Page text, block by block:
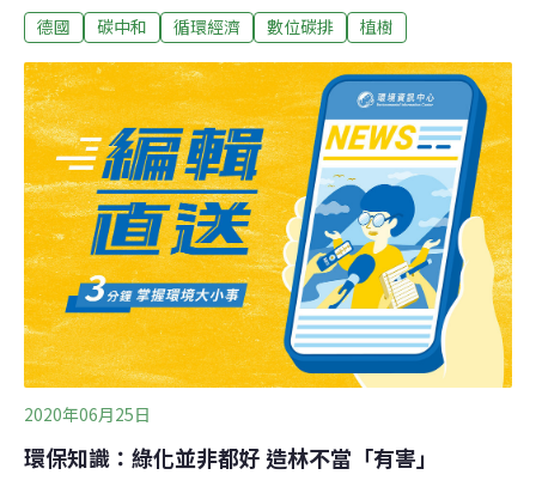
Ecosia搜尋，並點閱頁面上出現的廣告，我們就能獲利；
需要的地方種樹。」每搜尋50次的廣告收益，就能種下一
棵樹，肯亞、塞內加爾乾涸的土地上，因為Ecosia固定撥
出八成廣告收入贊助的植樹計畫，而出現了林地；印尼雨
林跟野生動物棲地，也同樣受到保護。Ecosia目前每天平
均用戶1500萬人，跟龍頭Google比起來微不足道，不過正
在積極擴大影響力。去年12月起，用戶已經可以在蘋果的
作業系統上，把Ecosia設為預設搜尋引擎，也可以在
Chrome、Firefox等瀏覽器上，擴充加入Ecosia，期待吸
引更多人使用，增加廣告營收與保護地球森
德國 碳中和 循環經濟 數位碳排 植樹
2020年06月25日
環保知識：綠化並非都好 造林不當「有害」